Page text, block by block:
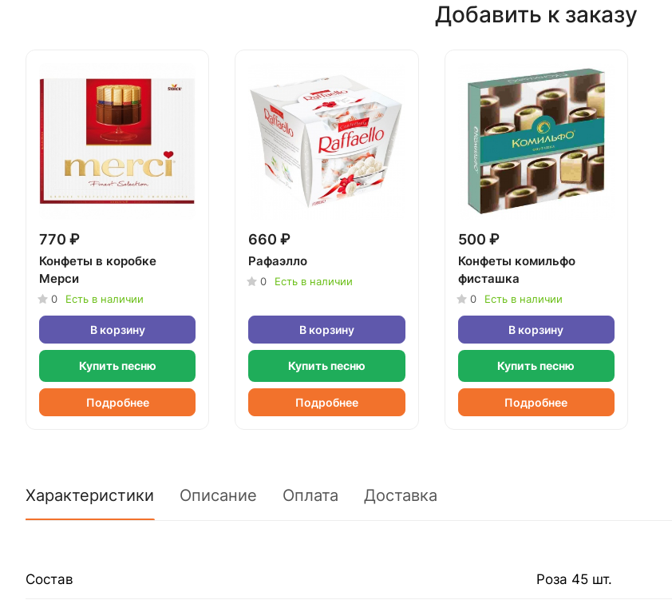
Добавить к заказу
770 ₽
Конфеты в коробке
Мерси
0 Есть в наличии
В корзину
Купить песню
Подробнее
660 ₽
Рафаэлло
0 Есть в наличии
В корзину
Купить песню
Подробнее
500 ₽
Конфеты комильфо
фисташка
0 Есть в наличии
В корзину
Купить песню
Подробнее
Характеристики Описание Оплата Доставка
Состав Роза 45 шт.